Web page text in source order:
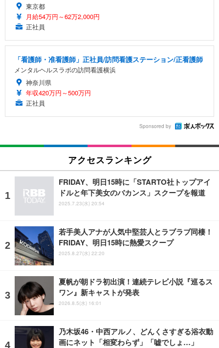
東京都
月給54万円～62万2,000円
正社員
「看護師・准看護師」正社員/訪問看護ステーション/正看護師
メンタルヘルスラボの訪問看護横浜
神奈川県
年収420万円～500万円
正社員
Sponsored by
アクセスランキング
FRIDAY、明日15時に「STARTO社トップアイ
ドルと年下美女のバカンス」スクープを報道
2025.7.23(水) 20:54
若手美人アナが人気中堅芸人とラブラブ同棲！
FRIDAY、明日15時に熱愛スクープ
2025.8.27(水) 22:20
夏帆が朝ドラ初出演！連続テレビ小説『巡るス
ワン』新キャストが発表
2026.8.5(水) 16:01
乃木坂46・中西アルノ、どんくさすぎる浴衣動
画にネット「相変わらず」「嘘でしょ…」